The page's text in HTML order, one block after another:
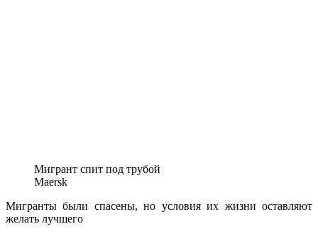
Мигрант спит под трубой
Maersk
Мигранты были спасены, но условия их жизни оставляют
желать лучшего